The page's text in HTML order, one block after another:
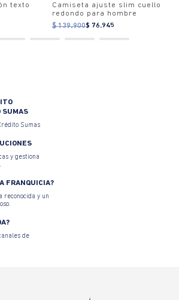
texto
Camiseta ajuste slim cuello
redondo para hombre
$ 139.900$ 76.945
SUMAS
Sumas
y gestiona
FRANQUICIA?
reconocida y un
de